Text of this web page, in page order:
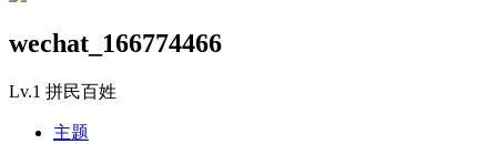
wechat_166774466
Lv.1 拼民百姓
主题